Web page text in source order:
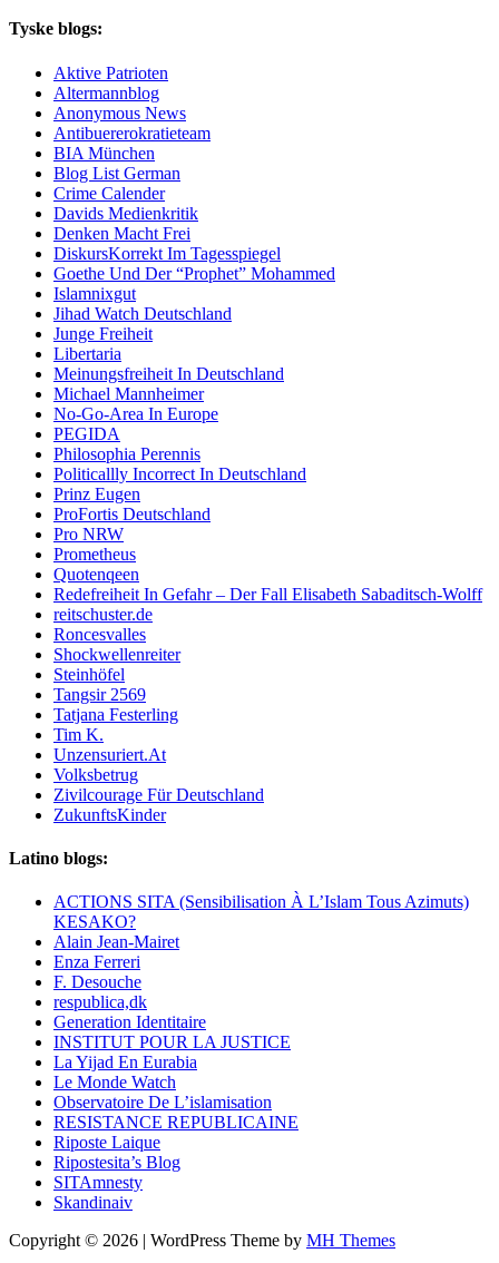
Tyske blogs:
Aktive Patrioten
Altermannblog
Anonymous News
Antibuererokratieteam
BIA München
Blog List German
Crime Calender
Davids Medienkritik
Denken Macht Frei
DiskursKorrekt Im Tagesspiegel
Goethe Und Der “Prophet” Mohammed
Islamnixgut
Jihad Watch Deutschland
Junge Freiheit
Libertaria
Meinungsfreiheit In Deutschland
Michael Mannheimer
No-Go-Area In Europe
PEGIDA
Philosophia Perennis
Politicallly Incorrect In Deutschland
Prinz Eugen
ProFortis Deutschland
Pro NRW
Prometheus
Quotenqeen
Redefreiheit In Gefahr – Der Fall Elisabeth Sabaditsch-Wolff
reitschuster.de
Roncesvalles
Shockwellenreiter
Steinhöfel
Tangsir 2569
Tatjana Festerling
Tim K.
Unzensuriert.At
Volksbetrug
Zivilcourage Für Deutschland
ZukunftsKinder
Latino blogs:
ACTIONS SITA (Sensibilisation À L’Islam Tous Azimuts)
KESAKO?
Alain Jean-Mairet
Enza Ferreri
F. Desouche
respublica,dk
Generation Identitaire
INSTITUT POUR LA JUSTICE
La Yijad En Eurabia
Le Monde Watch
Observatoire De L’islamisation
RESISTANCE REPUBLICAINE
Riposte Laique
Ripostesita’s Blog
SITAmnesty
Skandinaiv
Copyright © 2026 | WordPress Theme by MH Themes